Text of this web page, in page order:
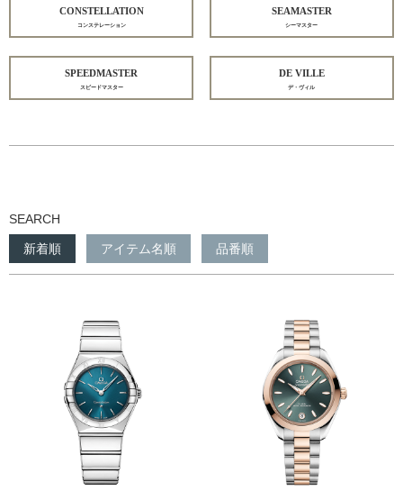
CONSTELLATION
コンステレーション
SEAMASTER
シーマスター
SPEEDMASTER
スピードマスター
DE VILLE
デ・ヴィル
SEARCH
新着順 アイテム名順 品番順